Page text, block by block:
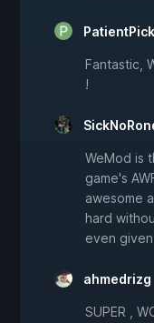
Fantastic,
!
WeMod is
game's
awesome
hard
even
ahmedrizg
SUPER ,